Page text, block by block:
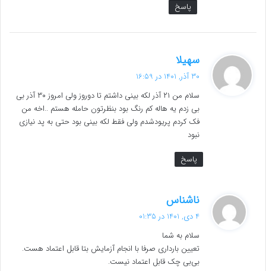
پاسخ
سهیلا
ف
:
30 آذر, 1401 در 16:59
سلام من ۲۱ آذر لکه بینی داشتم تا دوروز ولی امروز ۳۰ آذر بی
بی زدم یه هاله کم رنگ بود بنظرتون حامله هستم ..اخه من
فک کردم پریودشدم ولی فقط لکه بینی بود حتی به پد نیازی
نبود
پاسخ
ناشناس
ت
:
4 دی, 1401 در 01:35
سلام به شما
تعیین بارداری صرفا با انجام آزمایش بتا قابل اعتماد هست.
بی‌بی چک قابل اعتماد نیست.